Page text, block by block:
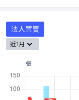
法人買賣
近1月